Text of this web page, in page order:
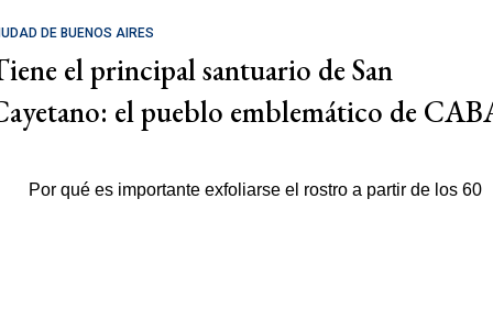
DE BUENOS AIRES
el principal santuario de San
el pueblo emblemático de